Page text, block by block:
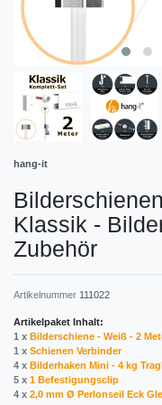
hang-it
Klassik -
Zubehör
Artikelnummer 111022
Artikelpaket Inhalt:
1 x Bilderschiene - Weiß - 2
1 x Schienen Verbinder
4 x Bilderhaken Mini - 4 kg
5 x 1 Befestigungsclip
4 x 2,0 mm Ø Perlonseil Eck